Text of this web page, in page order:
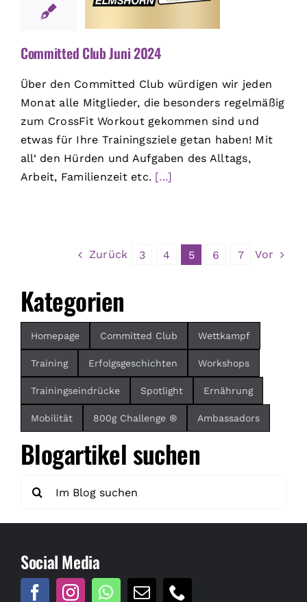
Committed Club Juni 2024
Über den Committed Club würdigen wir jeden
Monat alle Mitglieder, die besonders regelmäßig
zum CrossFit Workout gekommen sind und
etwas für Ihre Trainingsziele getan haben! Mit
all‘ den Hürden und Aufgaben des Alltags,
Arbeit, Familienzeit etc. [...]
Zurück 3 4 5 6 7 Vor
Kategorien
Homepage Committed Club Wettkampf
Training Erfolgsgeschichten Workshops
Trainingseindrücke Spotlight Ernährung
Mobilität 800g Challenge ® Ambassadors
Blogartikel suchen
nach:
Social Media